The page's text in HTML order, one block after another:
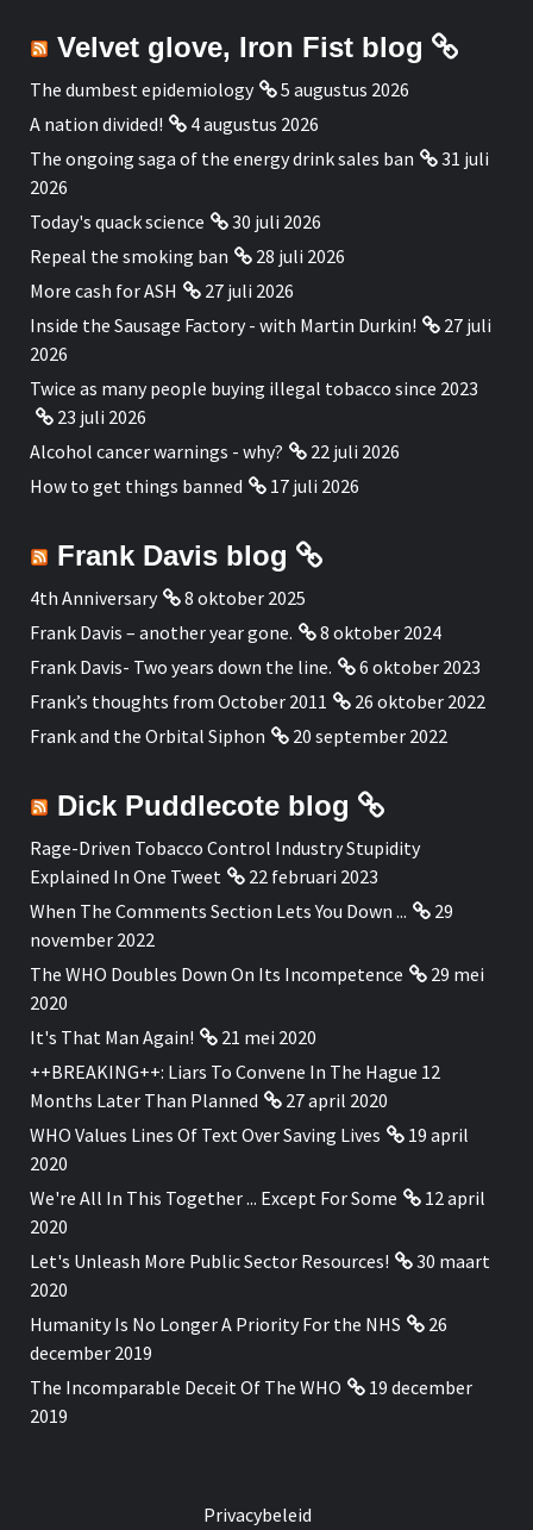
Velvet glove, Iron Fist blog
The dumbest epidemiology
5 augustus 2026
A nation divided!
4 augustus 2026
The ongoing saga of the energy drink sales ban
31 juli
2026
Today's quack science
30 juli 2026
Repeal the smoking ban
28 juli 2026
More cash for ASH
27 juli 2026
Inside the Sausage Factory - with Martin Durkin!
27 juli
2026
Twice as many people buying illegal tobacco since 2023
23 juli 2026
Alcohol cancer warnings - why?
22 juli 2026
How to get things banned
17 juli 2026
Frank Davis blog
4th Anniversary
8 oktober 2025
Frank Davis – another year gone.
8 oktober 2024
Frank Davis- Two years down the line.
6 oktober 2023
Frank’s thoughts from October 2011
26 oktober 2022
Frank and the Orbital Siphon
20 september 2022
Dick Puddlecote blog
Rage-Driven Tobacco Control Industry Stupidity
Explained In One Tweet
22 februari 2023
When The Comments Section Lets You Down ...
29
november 2022
The WHO Doubles Down On Its Incompetence
29 mei
2020
It's That Man Again!
21 mei 2020
++BREAKING++: Liars To Convene In The Hague 12
Months Later Than Planned
27 april 2020
WHO Values Lines Of Text Over Saving Lives
19 april
2020
We're All In This Together ... Except For Some
12 april
2020
Let's Unleash More Public Sector Resources!
30 maart
2020
Humanity Is No Longer A Priority For the NHS
26
december 2019
The Incomparable Deceit Of The WHO
19 december
2019
Privacybeleid